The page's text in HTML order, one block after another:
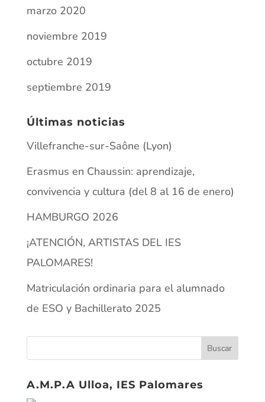
marzo 2020
noviembre 2019
octubre 2019
septiembre 2019
Últimas noticias
Villefranche-sur-Saône (Lyon)
Erasmus en Chaussin: aprendizaje,
convivencia y cultura (del 8 al 16 de enero)
HAMBURGO 2026
¡ATENCIÓN, ARTISTAS DEL IES
PALOMARES!
Matriculación ordinaria para el alumnado
de ESO y Bachillerato 2025
A.M.P.A Ulloa, IES Palomares